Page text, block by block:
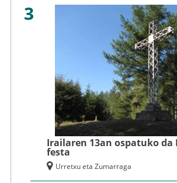
3
Irailaren 13an ospatuko da
festa
Urretxu eta Zumarraga